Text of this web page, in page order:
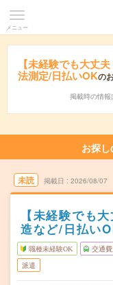
メニュー
【未経験でも大丈
法測定/日払いOKの
掲載時の情報
お探
未読 掲載日 2026/08/07
【未経験でも
造など/日払い
職種未経験OK 交通
派遣